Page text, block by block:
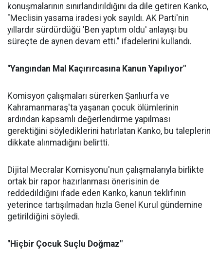
konuşmalarının sınırlandırıldığını da dile getiren Kanko,
"Meclisin yasama iradesi yok sayıldı. AK Parti'nin
yıllardır sürdürdüğü 'Ben yaptım oldu' anlayışı bu
süreçte de aynen devam etti." ifadelerini kullandı.
"Yangından Mal Kaçırırcasına Kanun Yapılıyor"
Komisyon çalışmaları sürerken Şanlıurfa ve
Kahramanmaraş'ta yaşanan çocuk ölümlerinin
ardından kapsamlı değerlendirme yapılması
gerektiğini söylediklerini hatırlatan Kanko, bu taleplerin
dikkate alınmadığını belirtti.
Dijital Mecralar Komisyonu'nun çalışmalarıyla birlikte
ortak bir rapor hazırlanması önerisinin de
reddedildiğini ifade eden Kanko, kanun teklifinin
yeterince tartışılmadan hızla Genel Kurul gündemine
getirildiğini söyledi.
"Hiçbir Çocuk Suçlu Doğmaz"